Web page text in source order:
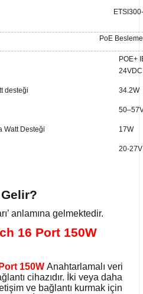
PoE
POE+
desteği 34.2W
Watt Desteği 17W
20-27V
anlamına gelmektedir.
16 Port 150W
150W Anahtarlamalı veri
cihazıdır. İki veya daha
ve bağlantı kurmak için